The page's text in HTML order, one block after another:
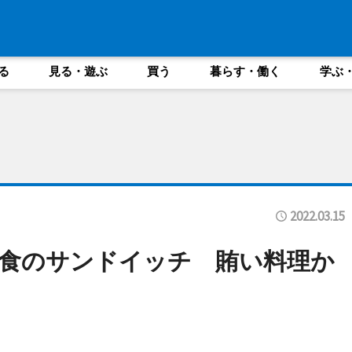
見る・遊ぶ 買う 暮らす・働く 学ぶ
2022.03.15
のサンドイッチ 賄い料理か